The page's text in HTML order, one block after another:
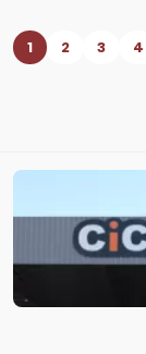
1 2 3 4